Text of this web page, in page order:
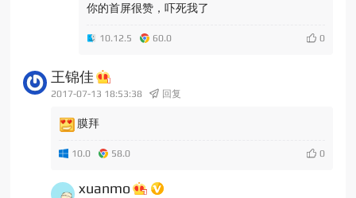
你的首屏很赞，吓死我了
10.12.5 60.0 0
王锦佳
2017-07-13 18:53:38 回复
膜拜
10.0 58.0 0
xuanmo